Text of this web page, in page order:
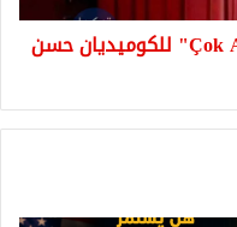
الأعلان عن موعد عرض فيلم "Çok Aşk" للكوميديان حسن